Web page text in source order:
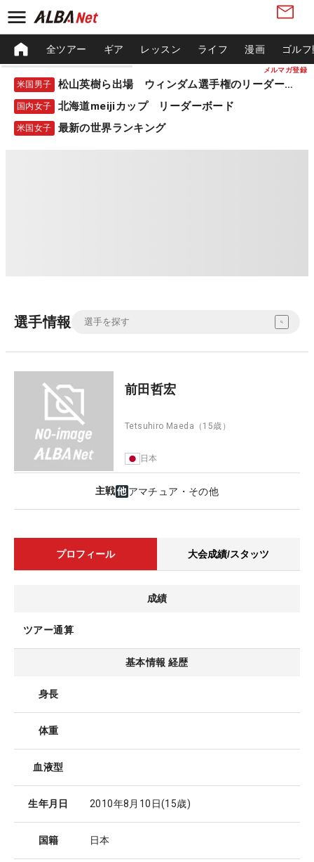
メルマガ登録
全ツアー ギア レッスン ライフ 漫画 ゴル
米国男子 松山英樹ら出場 ウィンダム選手権のリーダーボード
国内女子 北海道meijiカップ リーダーボード
米国女子 最新の世界ランキング
選手情報
前田哲宏
Tetsuhiro Maeda （15歳）
日本
主戦 アマチュア・その他
プロフィール 大会成績/スタッツ
成績
ツアー通算
基本情報 経歴
身長
体重
血液型
生年月日 2010年8月10日(15歳)
国籍 日本